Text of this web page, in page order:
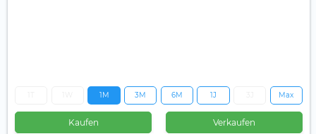
1M 3M 6M 1J Max
Kaufen Verkaufen